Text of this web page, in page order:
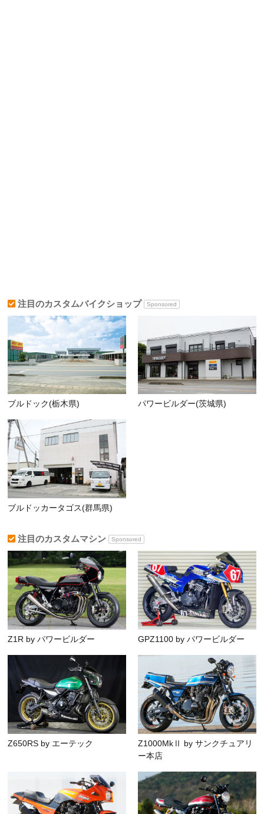
注目のカスタムバイクショップ Sponsored
ブルドック(栃木県) パワービルダー(茨城県)
ブルドッカータゴス(群馬県)
注目のカスタムマシン Sponsored
Z1R by パワービルダー GPZ1100 by パワービルダー
Z650RS by エーテック
Z1000MkⅡ by サンクチュアリ
ー本店